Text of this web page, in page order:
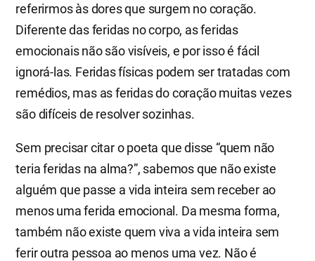
referirmos às dores que surgem no coração.
Diferente das feridas no corpo, as feridas
emocionais não são visíveis, e por isso é fácil
ignorá-las. Feridas físicas podem ser tratadas com
remédios, mas as feridas do coração muitas vezes
são difíceis de resolver sozinhas.
Sem precisar citar o poeta que disse “quem não
teria feridas na alma?”, sabemos que não existe
alguém que passe a vida inteira sem receber ao
menos uma ferida emocional. Da mesma forma,
também não existe quem viva a vida inteira sem
ferir outra pessoa ao menos uma vez. Não é